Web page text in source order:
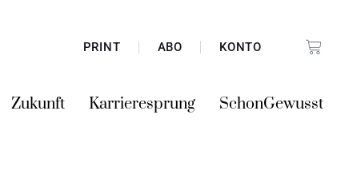
PRINT ABO KONTO
Zukunft Karrieresprung SchonGewusst